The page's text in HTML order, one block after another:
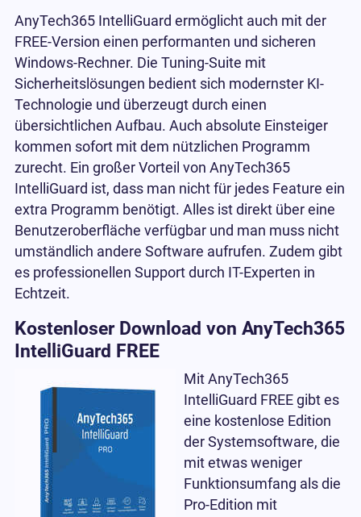
AnyTech365 IntelliGuard ermöglicht auch mit der
FREE-Version einen performanten und sicheren
Windows-Rechner. Die Tuning-Suite mit
Sicherheitslösungen bedient sich modernster KI-
Technologie und überzeugt durch einen
übersichtlichen Aufbau. Auch absolute Einsteiger
kommen sofort mit dem nützlichen Programm
zurecht. Ein großer Vorteil von AnyTech365
IntelliGuard ist, dass man nicht für jedes Feature ein
extra Programm benötigt. Alles ist direkt über eine
Benutzeroberfläche verfügbar und man muss nicht
umständlich andere Software aufrufen. Zudem gibt
es professionellen Support durch IT-Experten in
Echtzeit.
Kostenloser Download von AnyTech365
IntelliGuard FREE
Mit AnyTech365
IntelliGuard FREE gibt es
eine kostenlose Edition
der Systemsoftware, die
mit etwas weniger
Funktionsumfang als die
Pro-Edition mit